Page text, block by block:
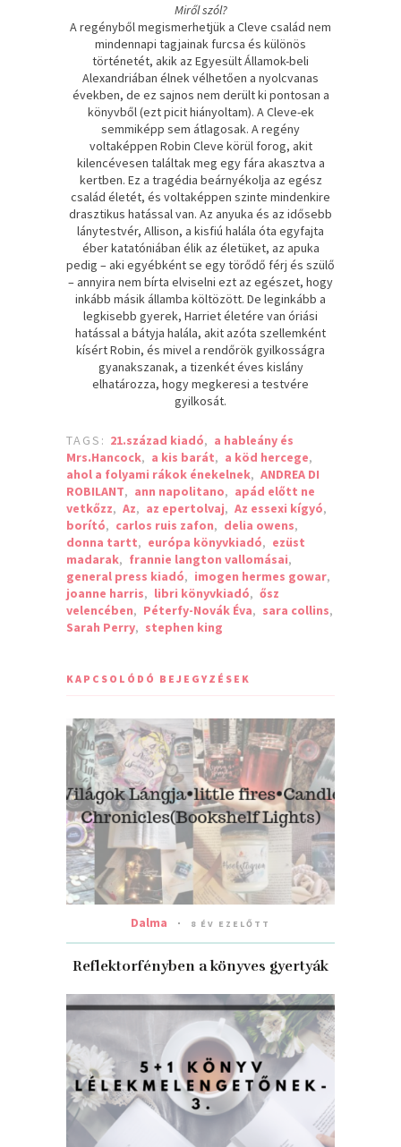
Miről szól?
A regényből megismerhetjük a Cleve család nem
mindennapi tagjainak furcsa és különös
történetét, akik az Egyesült Államok-beli
Alexandriában élnek vélhetően a nyolcvanas
években, de ez sajnos nem derült ki pontosan a
könyvből (ezt picit hiányoltam). A Cleve-ek
semmiképp sem átlagosak. A regény
voltaképpen Robin Cleve körül forog, akit
kilencévesen találtak meg egy fára akasztva a
kertben. Ez a tragédia beárnyékolja az egész
család életét, és voltaképpen szinte mindenkire
drasztikus hatással van. Az anyuka és az idősebb
lánytestvér, Allison, a kisfiú halála óta egyfajta
éber katatóniában élik az életüket, az apuka
pedig – aki egyébként se egy törődő férj és szülő
– annyira nem bírta elviselni ezt az egészet, hogy
inkább másik államba költözött. De leginkább a
legkisebb gyerek, Harriet életére van óriási
hatással a bátyja halála, akit azóta szellemként
kísért Robin, és mivel a rendőrök gyilkosságra
gyanakszanak, a tizenkét éves kislány
elhatározza, hogy megkeresi a testvére
gyilkosát.
TAGS: 21.század kiadó, a hableány és
Mrs.Hancock, a kis barát, a köd hercege,
ahol a folyami rákok énekelnek, ANDREA DI
ROBILANT, ann napolitano, apád előtt ne
vetkőzz, Az, az epertolvaj, Az essexi kígyó,
borító, carlos ruis zafon, delia owens,
donna tartt, európa könyvkiadó, ezüst
madarak, frannie langton vallomásai,
general press kiadó, imogen hermes gowar,
joanne harris, libri könyvkiadó, ősz
velencében, Péterfy-Novák Éva, sara collins,
Sarah Perry, stephen king
KAPCSOLÓDÓ BEJEGYZÉSEK
Dalma 8 ÉV EZELŐTT
Reflektorfényben a könyves gyertyák